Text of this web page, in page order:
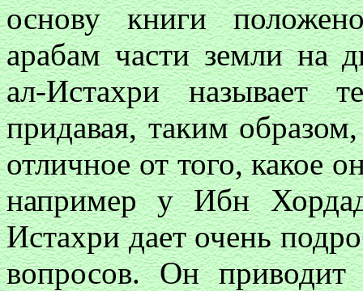
основу книги
арабам части земли на
ал-Истахри называет
придавая, таким
отличное от того, какое
например у Ибн
Истахри дает очень
вопросов. Он